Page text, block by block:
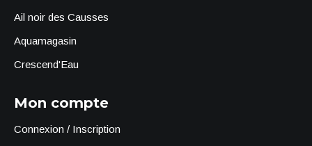
Ail noir des Causses
Aquamagasin
Crescend'Eau
Mon compte
Connexion / Inscription